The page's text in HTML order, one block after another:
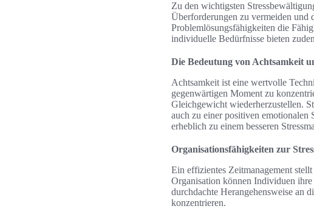
Zu den wichtigsten
Überforderungen zu vermeiden
Problemlösungsfähigkeiten die
individuelle Bedürfnisse bieten
Die Bedeutung von Achtsamkeit
Achtsamkeit ist eine wertvolle
gegenwärtigen Moment zu
Gleichgewicht wiederherzustellen.
auch zu einer positiven
erheblich zu einem besseren
Organisationsfähigkeiten zur
Ein effizientes Zeitmanagement
Organisation können Individuen
durchdachte Herangehensweise an
konzentrieren.